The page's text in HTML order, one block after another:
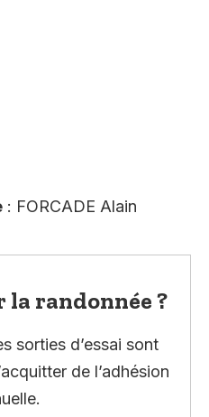
: FORCADE Alain
la randonnée ?
sorties d’essai sont
de l’adhésion